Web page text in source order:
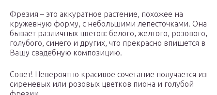
Фрезия – это аккуратное растение, похожее на
кружевную форму, с небольшими лепесточками. Она
бывает различных цветов: белого, желтого, розового,
голубого, синего и других, что прекрасно впишется в
Вашу свадебную композицию.
Совет! Невероятно красивое сочетание получается из
сиреневых или розовых цветков пиона и голубой